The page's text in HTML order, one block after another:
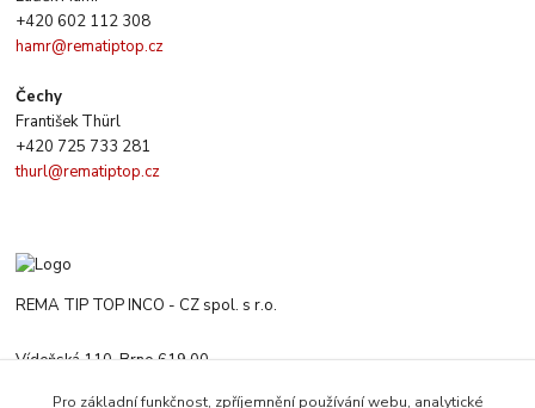
+420 602 112 308
hamr@rematiptop.cz
Čechy
František Thürl
+420 725 733 281
thurl@rematiptop.cz
REMA TIP TOP INCO - CZ spol. s r.o.
Vídeňská 110, Brno 619 00
Pro základní funkčnost, zpříjemnění používání webu, analytické